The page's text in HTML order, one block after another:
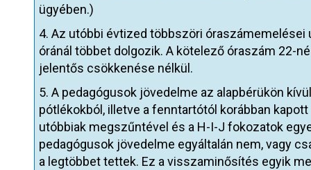
ügyében.)
4. Az utóbbi évtized többszöri óraszámemelései
óránál többet dolgozik. A kötelező óraszám 22-
jelentős csökkenése nélkül.
5. A pedagógusok jövedelme az alapbérükön
pótlékokból, illetve a fenntartótól korábban
utóbbiak megszűntével és a H-I-J fokozatok
pedagógusok jövedelme egyáltalán nem, vagy
a legtöbbet tettek. Ez a visszaminősítés egyik